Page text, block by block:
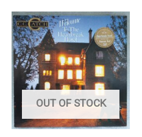
OUT OF STOCK